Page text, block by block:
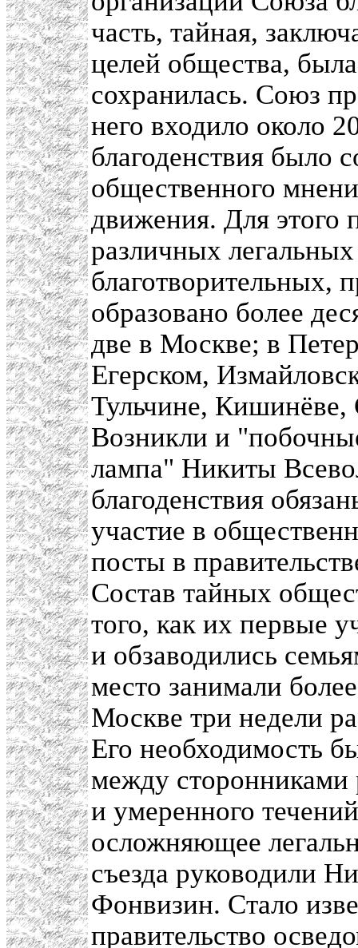
часть, тайная,
целей общества,
сохранилась. Союз
него входило около
благоденствия было
общественного
движения. Для этого
различных
благотворительных,
образовано более
две в Москве; в
Егерском,
Тульчине, Кишинёве,
Возникли и
лампа" Никиты
благоденствия
участие в
посты в
Состав тайных
того, как их первые
и обзаводились
место занимали
Москве три недели
Его необходимость
между сторонниками
и умеренного
осложняющее
съезда руководили
Фонвизин. Стало
правительство